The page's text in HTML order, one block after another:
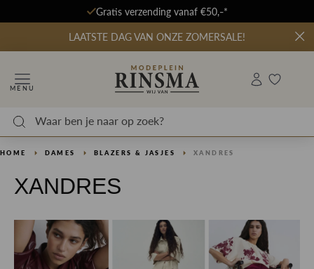
Gratis verzending vanaf €50,-*
LAATSTE DAG VAN ONZE ZOMERSALE!
MENU
HOME DAMES BLAZERS & JASJES XANDRES
XANDRES